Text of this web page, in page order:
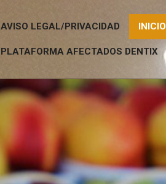
AVISO LEGAL/PRIVACIDAD INICIO
PLATAFORMA AFECTADOS DENTIX